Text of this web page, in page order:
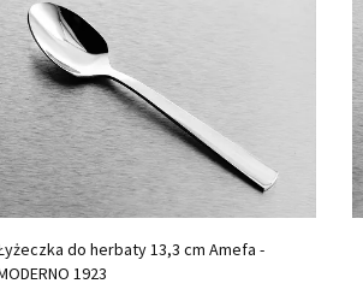
do herbaty 13,3 cm Amefa -
1923